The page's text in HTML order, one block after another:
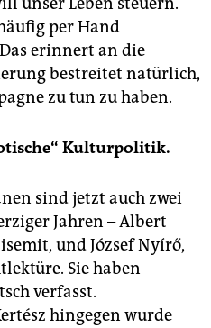
per Hand
erinnert an die
bestreitet natürlich,
zu tun zu haben.
Kulturpolitik.
sind jetzt auch zwei
Jahren – Albert
und József Nyírő,
Sie haben
verfasst.
hingegen wurde